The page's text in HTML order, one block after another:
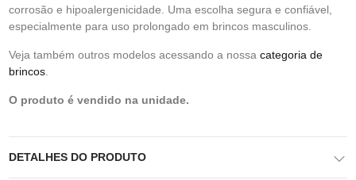
corrosão e hipoalergenicidade. Uma escolha segura e confiável,
especialmente para uso prolongado em brincos masculinos.
Veja também outros modelos acessando a nossa categoria de
brincos
O produto é vendido na unidade.
DETALHES DO PRODUTO